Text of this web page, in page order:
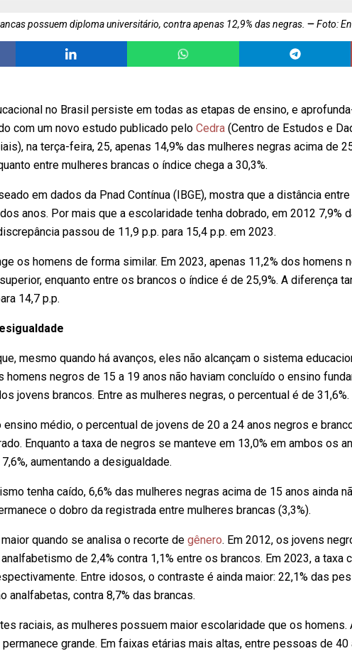
possuem diploma universitário, contra apenas 12,9% das negras. Foto:
no Brasil persiste em todas as etapas de ensino, e
com um novo estudo publicado pelo Cedra (Centro de Estudos e
na terça-feira, 25, apenas 14,9% das mulheres negras acima de
entre mulheres brancas o índice chega a 30,3%.
em dados da Pnad Contínua (IBGE), mostra que a distância
anos. Por mais que a escolaridade tenha dobrado, em 2012 7,9%
passou de 11,9 p.p. para 15,4 p.p. em 2023.
os homens de forma similar. Em 2023, apenas 11,2% dos homens
enquanto entre os brancos o índice é de 25,9%. A diferença
14,7 p.p.
mesmo quando há avanços, eles não alcançam o sistema
homens negros de 15 a 19 anos não haviam concluído o ensino
jovens brancos. Entre as mulheres negras, o percentual é de 31,6%.
ensino médio, o percentual de jovens de 20 a 24 anos negros e
Enquanto a taxa de negros se manteve em 13,0% em ambos os
aumentando a desigualdade.
tenha caído, 6,6% das mulheres negras acima de 15 anos ainda
o dobro da registrada entre mulheres brancas (3,3%).
quando se analisa o recorte de gênero. Em 2012, os jovens
de 2,4% contra 1,1% entre os brancos. Em 2023, a taxa
Entre idosos, o contraste é ainda maior: 22,1% das
analfabetas, contra 8,7% das brancas.
raciais, as mulheres possuem maior escolaridade que os homens.
grande. Em faixas etárias mais altas, entre pessoas de 40